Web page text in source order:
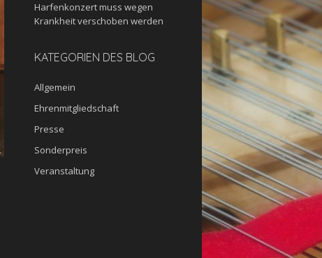
Harfenkonzert muss wegen
Krankheit verschoben werden
KATEGORIEN DES BLOG
Allgemein
Ehrenmitgliedschaft
Presse
Sonderpreis
Veranstaltung